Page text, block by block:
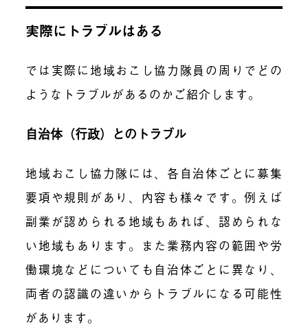
実際にトラブルはある
では実際に地域おこし協力隊員の周りで どの
ようなトラブルがあるのかご紹介します。
自治体（行政）とのトラブル
地域おこし協力隊には、各自治体ごとに募集
要項や規則があり、内容も様々です。例えば
副業が認められる地域もあれば、認められな
い地域もあります。また業務内容の範囲や労
働環境などについても自治体ごとに異なり、
両者の認識の違いからトラブルになる可能性
があります。